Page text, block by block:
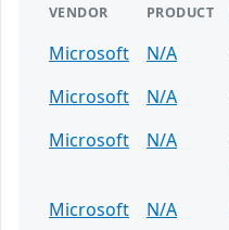
VENDOR PRODUCT
Microsoft N/A
Microsoft
N/A
Microsoft
N/A
Microsoft
N/A